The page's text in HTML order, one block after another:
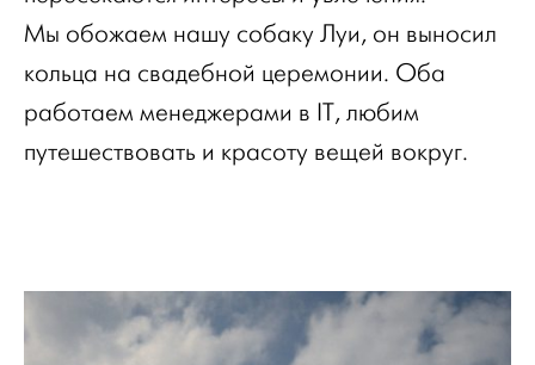
Мы обожаем нашу собаку Луи, он выносил
кольца на свадебной церемонии. Оба
работаем менеджерами в IT, любим
путешествовать и красоту вещей вокруг.